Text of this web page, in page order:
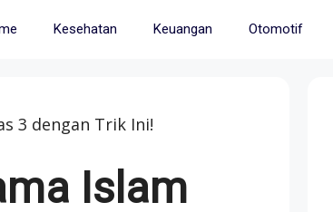
Kesehatan Keuangan Otomotif
3 dengan Trik Ini!
Islam